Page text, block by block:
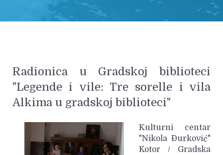
Radionica u Gradskoj biblioteci
"Legende i vile: Tre sorelle i vila
Alkima u gradskoj biblioteci"
Kulturni centar
"Nikola Đurković"
Kotor / Gradska